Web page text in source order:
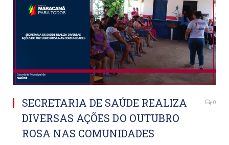
SECRETARIA DE SAÚDE REALIZA
DIVERSAS AÇÕES DO OUTUBRO
ROSA NAS COMUNIDADES
0